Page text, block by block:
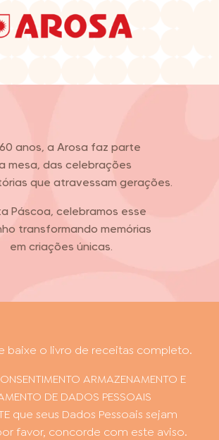
EMPRESA AGENDA DE CURSOS
anos, a Arosa faz parte
mesa, das celebrações
que atravessam gerações.
Páscoa, celebramos esse
transformando memórias
em criações únicas.
baixe o livro de receitas completo.
ARMAZENAMENTO E
DE DADOS PESSOAIS
que seus Dados Pessoais sejam
favor, concorde com este aviso.